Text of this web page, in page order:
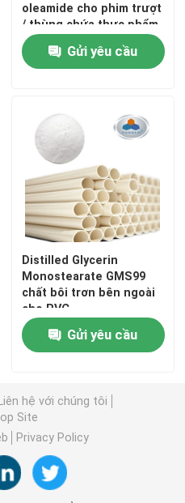
oleamide cho phim trượt
/ thùng chứa thực phẩm
Gửi yêu cầu
Distilled Glycerin
Monostearate GMS99
chất bôi trơn bên ngoài
cho PVC
Gửi yêu cầu
Liên hệ với chúng tôi
Site
Privacy Policy